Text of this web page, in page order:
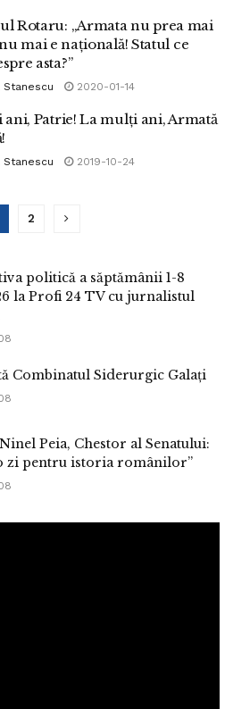
Rotaru: „Armata nu prea mai
mai e națională! Statul ce
asta?”
Stanescu 2020-01-14
Patrie! La mulți ani, Armată
Stanescu 2019-10-24
2
politică a săptămânii 1-8
la Profi 24 TV cu jurnalistul
Combinatul Siderurgic Galați
Peia, Chestor al Senatului:
zi pentru istoria românilor”